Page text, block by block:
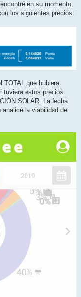
en su momento,
los siguientes precios:
TOTAL que hubiera
tuviera estos precios
SOLAR. La fecha
la viabilidad del